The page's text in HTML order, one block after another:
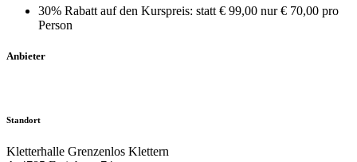
30% Rabatt auf den Kurspreis: statt € 99,00 nur € 70,00 pro
Person
Anbieter
Standort
Kletterhalle Grenzenlos Klettern